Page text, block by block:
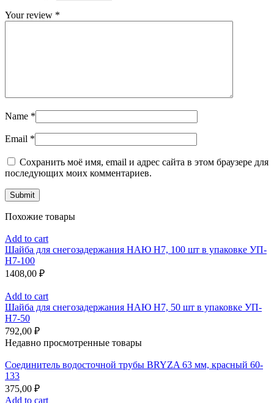
Your review *
Name *
Email *
Сохранить моё имя, email и адрес сайта в этом браузере для
последующих моих комментариев.
Похожие товары
Add to cart
Шайба для снегозадержания НАЮ Н7, 100 шт в упаковке УП-
Н7-100
1408,00 ₽
Add to cart
Шайба для снегозадержания НАЮ Н7, 50 шт в упаковке УП-
Н7-50
792,00 ₽
Недавно просмотренные товары
Соединитель водосточной трубы BRYZA 63 мм, краcный 60-
133
375,00 ₽
Add to cart